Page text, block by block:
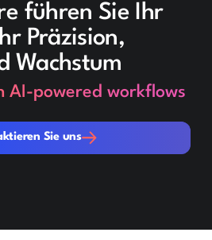
führen Sie Ihr
Präzision,
Wachstum
AI-powered workflows
Sie uns